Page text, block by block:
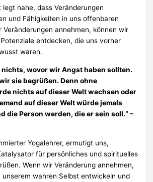
legt nahe, dass Veränderungen
und Fähigkeiten in uns offenbaren
Veränderungen annehmen, können wir
entdecken, die uns vorher
waren.
nichts, wovor wir Angst haben sollten.
sie begrüßen. Denn ohne
nichts auf dieser Welt wachsen oder
auf dieser Welt würde jemals
die Person werden, die er sein soll.“ –
Yogalehrer, ermutigt uns,
für persönliches und spirituelles
Wenn wir Veränderung annehmen,
unserem wahren Selbst entwickeln und